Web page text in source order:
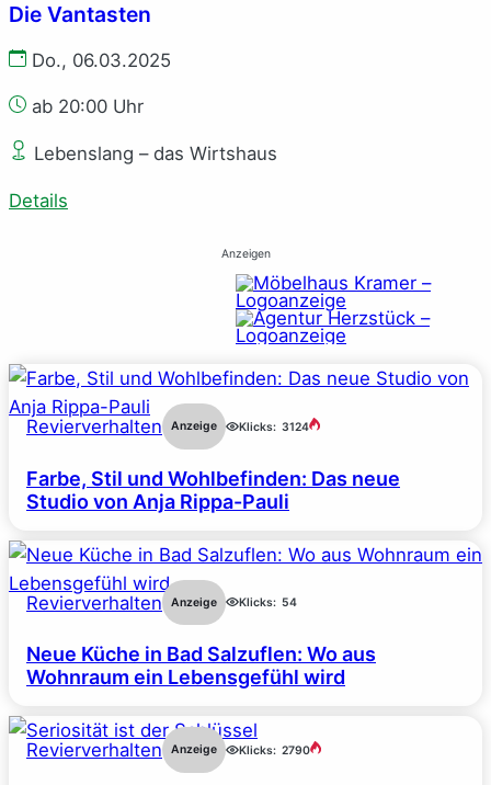
Die Vantasten
Do., 06.03.2025
ab 20:00 Uhr
Lebenslang – das Wirtshaus
Details
Anzeigen
Revierverhalten Anzeige Klicks: 3124
Farbe, Stil und Wohlbefinden: Das neue
Studio von Anja Rippa-Pauli
Revierverhalten Anzeige Klicks: 54
Neue Küche in Bad Salzuflen: Wo aus
Wohnraum ein Lebensgefühl wird
Revierverhalten Anzeige Klicks: 2790